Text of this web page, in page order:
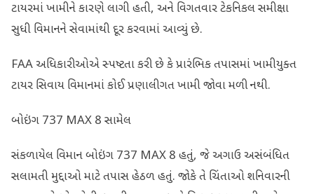
ટાયરમાં ખામીને કારણે લાગી હતી, અને વિગતવાર ટેકનિકલ સમીક્ષા
સુધી વિમાનને સેવામાંથી દૂર કરવામાં આવ્યું છે.
FAA અધિકારીઓએ સ્પષ્ટતા કરી છે કે પ્રારંભિક તપાસમાં ખામીયુક્ત
ટાયર સિવાય વિમાનમાં કોઈ પ્રણાલીગત ખામી જોવા મળી નથી.
બોઇંગ 737 MAX 8 સામેલ
સંકળાયેલ વિમાન બોઇંગ 737 MAX 8 હતું, જે અગાઉ અસંબંધિત
સલામતી મુદ્દાઓ માટે તપાસ હેઠળ હતું. જોકે તે ચિંતાઓ શનિવારની